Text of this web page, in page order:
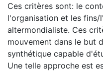
Ces critères sont: le
l'organisation et les
altermondialiste. Ces
mouvement dans le but
synthétique capable
Une telle approche est